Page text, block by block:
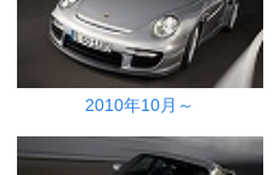
2010年10月～